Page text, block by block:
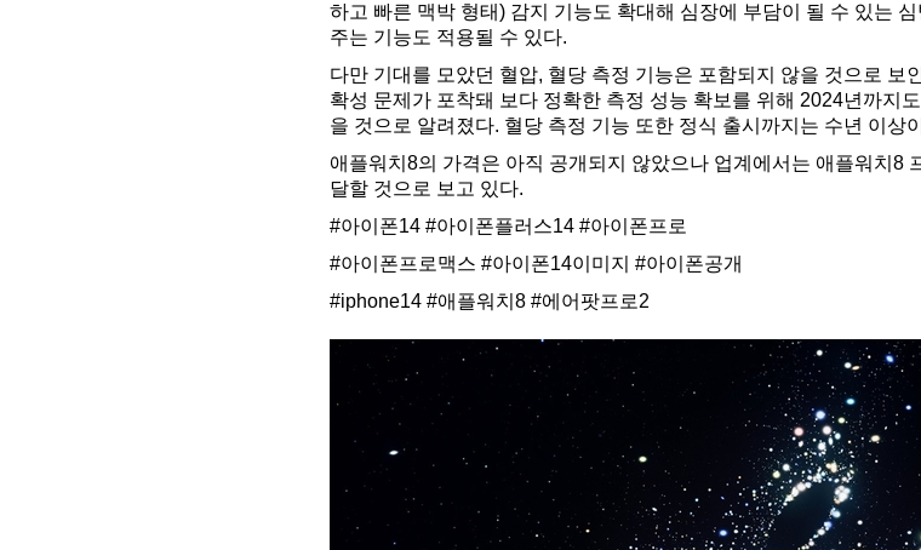
하고 빠른 맥박 형태) 감지 기능도 확대해 심장에 부담이 될 수 있는
주는 기능도 적용될 수 있다.
다만 기대를 모았던 혈압, 혈당 측정 기능은 포함되지 않을 것으로 보
확성 문제가 포착돼 보다 정확한 측정 성능 확보를 위해 2024년까지
을 것으로 알려졌다. 혈당 측정 기능 또한 정식 출시까지는 수년 이상
애플워치8의 가격은 아직 공개되지 않았으나 업계에서는 애플워치8
달할 것으로 보고 있다.
#아이폰14 #아이폰플러스14 #아이폰프로
#아이폰프로맥스 #아이폰14이미지 #아이폰공개
#iphone14 #애플워치8 #에어팟프로2